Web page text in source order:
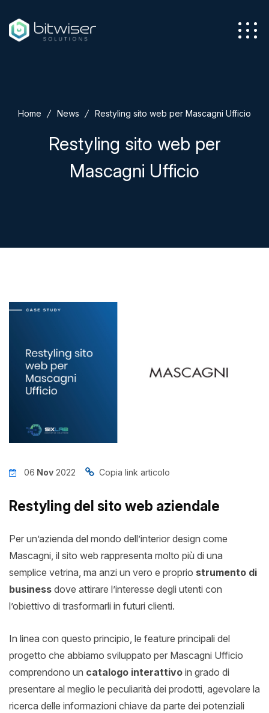
Servizi
News
Contatti
Home News Restyling sito web per Mascagni Ufficio
Restyling sito web per
Mascagni Ufficio
06 Nov 2022 Copia link articolo
Restyling del sito web aziendale
Per un’azienda del mondo dell’interior design come
Mascagni, il sito web rappresenta molto più di una
semplice vetrina, ma anzi un vero e proprio strumento di
business dove attirare l’interesse degli utenti con
l’obiettivo di trasformarli in futuri clienti.
In linea con questo principio, le feature principali del
progetto che abbiamo sviluppato per Mascagni Ufficio
comprendono un catalogo interattivo in grado di
presentare al meglio le peculiarità dei prodotti, agevolare la
ricerca delle informazioni chiave da parte dei potenziali